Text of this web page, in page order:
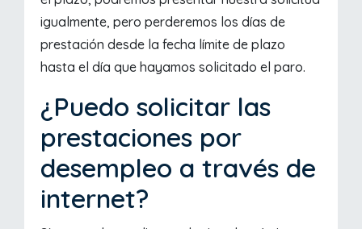
igualmente, pero perderemos los días de
prestación desde la fecha límite de plazo
hasta el día que hayamos solicitado el paro.
¿Puedo solicitar las
prestaciones por
desempleo a través de
internet?